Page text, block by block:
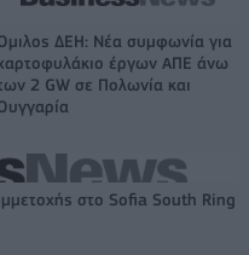
ΔΕΗ: Νέα συμφωνία για
έργων ΑΠΕ άνω
2 GW σε Πολωνία και
στο Sofia South Ring